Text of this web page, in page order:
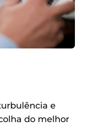
e
do melhor